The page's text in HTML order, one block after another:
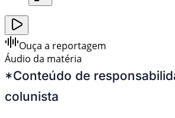
Ouça a reportagem
Áudio da matéria
*Conteúdo de
colunista